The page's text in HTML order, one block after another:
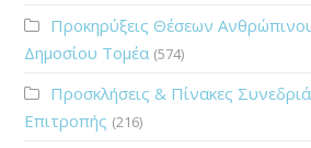
Προκηρύξεις Θέσεων
Δημοσίου Τομέα (574)
Προσκλήσεις & Πίνακες
Επιτροπής (216)